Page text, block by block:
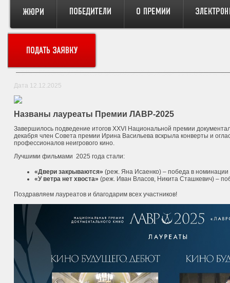
Дата 12.12.2025
Названы лауреаты Премии ЛАВР-2025
Завершилось подведение итогов ХХVI Национальной премии
декабря член Совета премии Ирина Васильева вскрыла конверты и
профессионалов неигрового кино.
Лучшими фильмами 2025 года стали:
«Двери закрываются» (реж. Яна Исаенко) – победа в
«У ветра нет хвоста» (реж. Иван Власов, Никита Сташкевич) –
Поздравляем лауреатов и благодарим всех участников!